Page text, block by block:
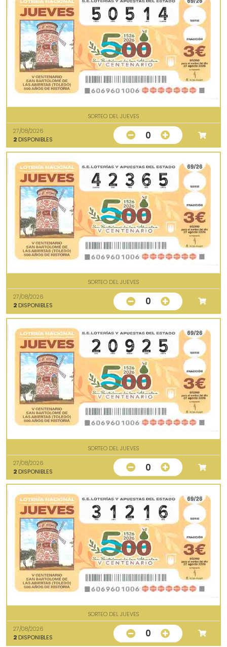
SORTEO DEL JUEVES
27/08/2026
2 DISPONIBLES 0
SORTEO DEL JUEVES
27/08/2026
2 DISPONIBLES 0
SORTEO DEL JUEVES
27/08/2026
2 DISPONIBLES 0
SORTEO DEL JUEVES
27/08/2026
2 DISPONIBLES 0